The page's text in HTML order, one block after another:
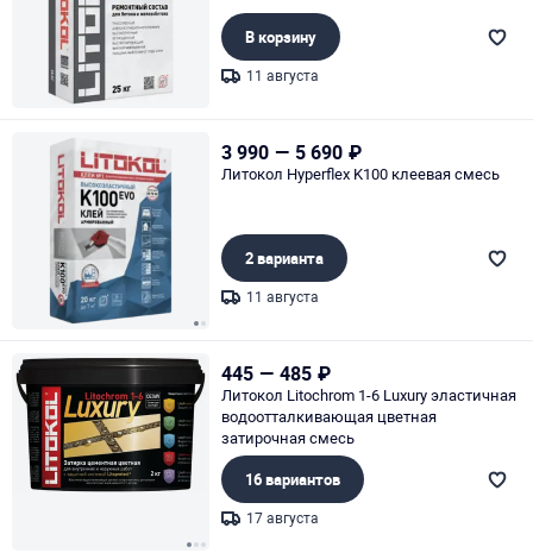
В корзину
11 августа
3 990 — 5 690 ₽
Литокол Hyperflex K100 клеевая смесь
2 варианта
11 августа
445 — 485 ₽
Литокол Litochrom 1-6 Luxury эластичная
водоотталкивающая цветная
затирочная смесь
16 вариантов
17 августа